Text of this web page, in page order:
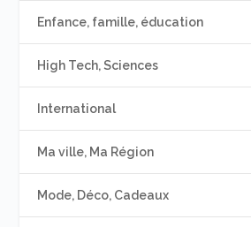
Enfance, famille, éducation
High Tech, Sciences
International
Ma ville, Ma Région
Mode, Déco, Cadeaux